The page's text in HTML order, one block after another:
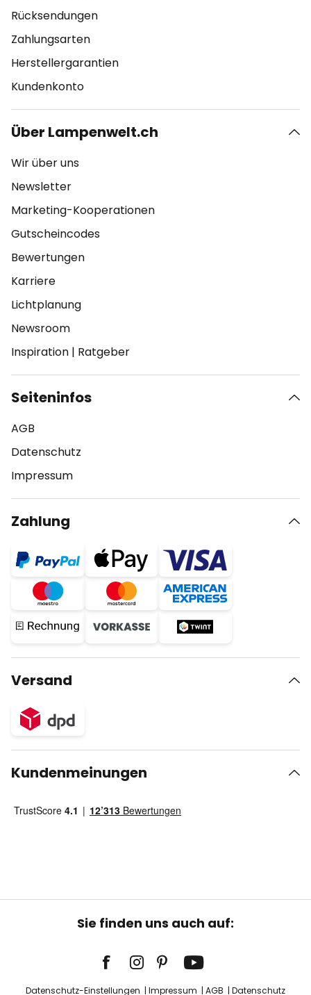
Rücksendungen
Zahlungsarten
Herstellergarantien
Kundenkonto
Über Lampenwelt.ch
Wir über uns
Newsletter
Marketing-Kooperationen
Gutscheincodes
Bewertungen
Karriere
Lichtplanung
Newsroom
Inspiration | Ratgeber
Seiteninfos
AGB
Datenschutz
Impressum
Zahlung
Versand
Kundenmeinungen
Sie finden uns auch auf:
Datenschutz-Einstellungen Impressum AGB Datenschutz